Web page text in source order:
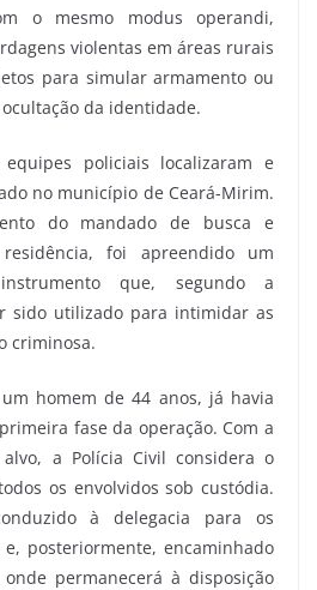
o mesmo modus operandi,
violentas em áreas rurais
para simular armamento ou
da identidade.
policiais localizaram e
no município de Ceará-Mirim.
do mandado de busca e
foi apreendido um
que, segundo a
sido utilizado para intimidar as
criminosa.
homem de 44 anos, já havia
fase da operação. Com a
a Polícia Civil considera o
os envolvidos sob custódia.
à delegacia para os
posteriormente, encaminhado
permanecerá à disposição